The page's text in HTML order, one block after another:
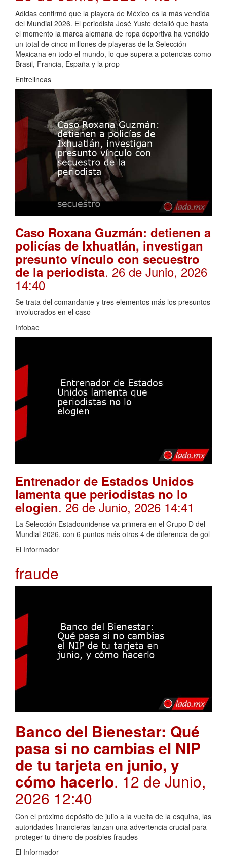
Adidas confirmó que la playera de México es la más vendida
del Mundial 2026. El periodista José Yuste detalló que hasta
el momento la marca alemana de ropa deportiva ha vendido
un total de cinco millones de playeras de la Selección
Mexicana en todo el mundo, lo que supera a potencias como
Brasil, Francia, España y la prop
Entrelineas
Caso Roxana Guzmán: detienen a
policías de Ixhuatlán, investigan
presunto vínculo con secuestro
de la periodista. 26 de Junio, 2026
14:40
Se trata del comandante y tres elementos más los presuntos
involucrados en el caso
Infobae
Entrenador de Estados Unidos
lamenta que periodistas no lo
elogien. 26 de Junio, 2026 14:41
La Selección Estadounidense va primera en el Grupo D del
Mundial 2026, con 6 puntos más otros 4 de diferencia de gol
El Informador
fraude
Banco del Bienestar: Qué
pasa si no cambias el NIP
de tu tarjeta en junio, y
cómo hacerlo. 12 de Junio,
2026 12:40
Con el próximo depósito de julio a la vuelta de la esquina, las
autoridades financieras lanzan una advertencia crucial para
proteger tu dinero de posibles fraudes
El Informador